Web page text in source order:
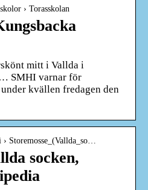
› Torasskolan
mitt i Vallda i
SMHI varnar för
kvällen fredagen den
Storemosse_(Vallda_so…
socken,